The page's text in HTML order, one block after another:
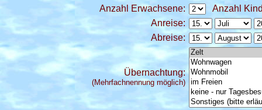
Anzahl Erwachsene:
Anzahl
Anreise:
Abreise:
Übernachtung:
(Mehrfachnennung möglich)